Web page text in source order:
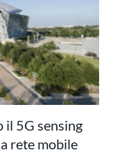
il 5G sensing
rete mobile